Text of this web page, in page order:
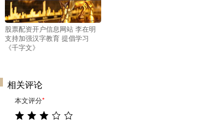
股票配资开户信息网站 李在明
支持加强汉字教育 提倡学习
《千字文》
相关评论
本文评分*